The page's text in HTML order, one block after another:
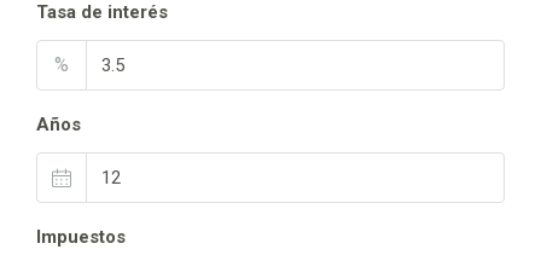
Tasa de interés
%
Años
Impuestos